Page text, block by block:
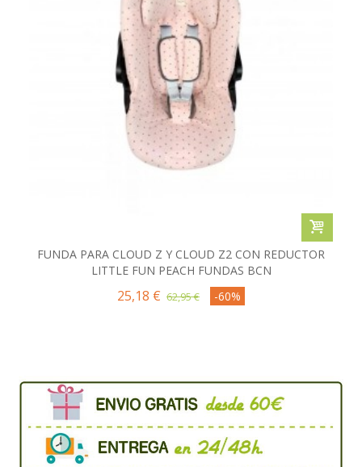
FUNDA PARA CLOUD Z Y CLOUD Z2 CON REDUCTOR
LITTLE FUN PEACH FUNDAS BCN
25,18 € 62,95 € -60%